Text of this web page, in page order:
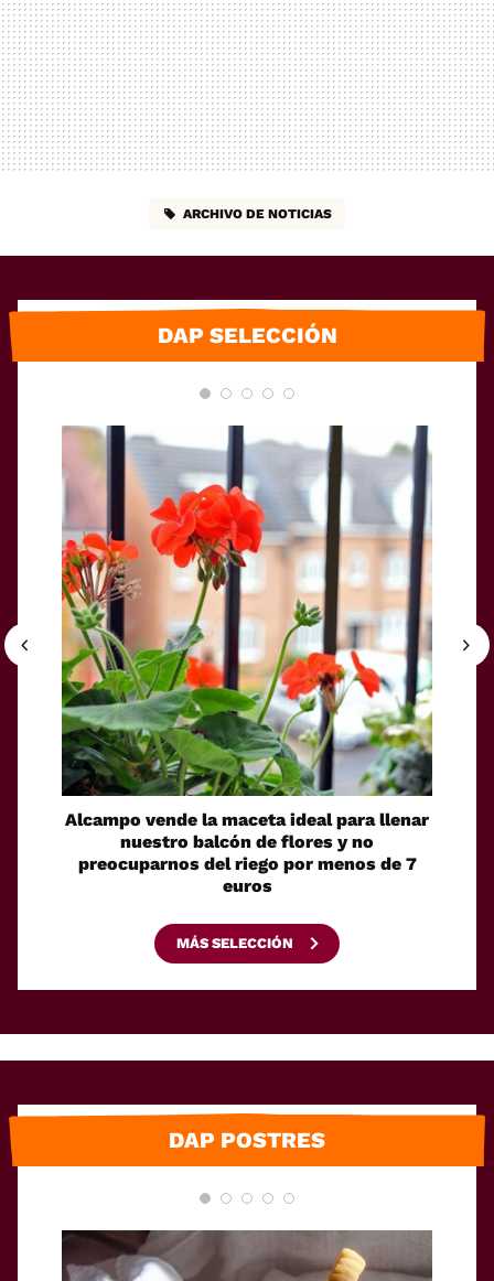
ARCHIVO DE NOTICIAS
DAP SELECCIÓN
Alcampo vende la maceta ideal para llenar
nuestro balcón de flores y no
preocuparnos del riego por menos de 7
euros
MÁS SELECCIÓN
DAP POSTRES